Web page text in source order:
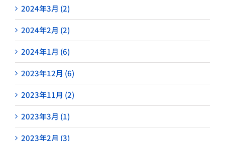
2024年3月 (2)
2024年2月 (2)
2024年1月 (6)
2023年12月 (6)
2023年11月 (2)
2023年3月 (1)
2023年2月 (3)